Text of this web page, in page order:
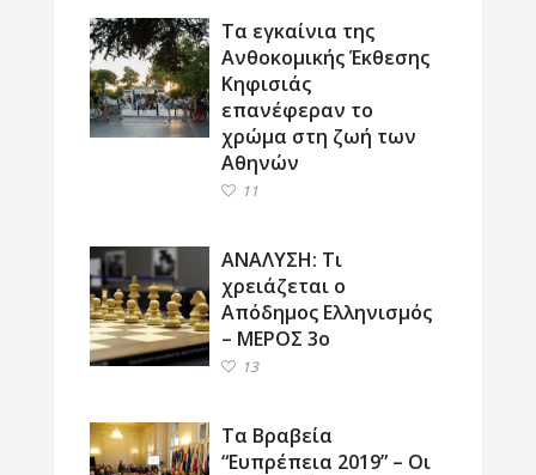
Τα εγκαίνια της
Ανθοκομικής Έκθεσης
Κηφισιάς
επανέφεραν το
χρώμα στη ζωή των
Αθηνών
11
ΑΝΑΛΥΣΗ: Τι
χρειάζεται ο
Απόδημος Ελληνισμός
– ΜΕΡΟΣ 3ο
13
Τα Βραβεία
“Ευπρέπεια 2019” – Οι